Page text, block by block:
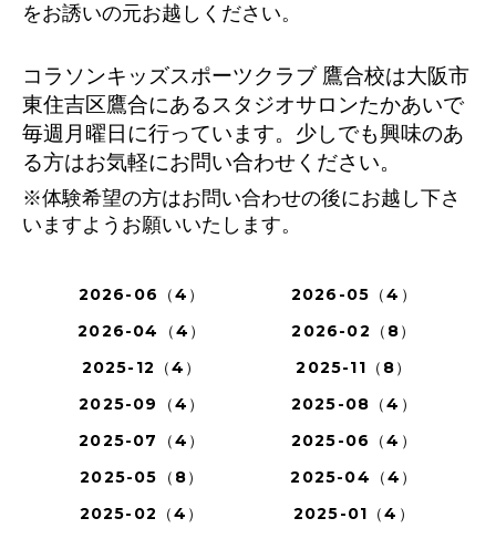
をお誘いの元お越しください。
コラソンキッズスポーツクラブ 鷹合校は大阪市
東住吉区鷹合にあるスタジオサロンたかあいで
毎週月曜日に行っています。少しでも興味のあ
る方はお気軽にお問い合わせください。
※体験希望の方はお問い合わせの後にお越し下さ
いますようお願いいたします。
2026-06（4）
2026-05（4）
2026-04（4）
2026-02（8）
2025-12（4）
2025-11（8）
2025-09（4）
2025-08（4）
2025-07（4）
2025-06（4）
2025-05（8）
2025-04（4）
2025-02（4）
2025-01（4）